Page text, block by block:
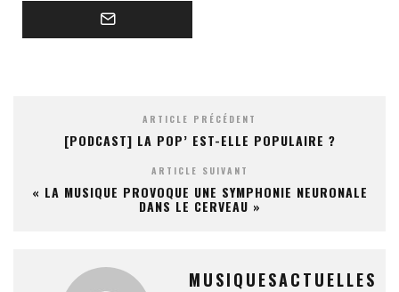
ARTICLE PRÉCÉDENT
[PODCAST] LA POP’ EST-ELLE POPULAIRE ?
ARTICLE SUIVANT
« LA MUSIQUE PROVOQUE UNE SYMPHONIE NEURONALE
DANS LE CERVEAU »
MUSIQUESACTUELLES